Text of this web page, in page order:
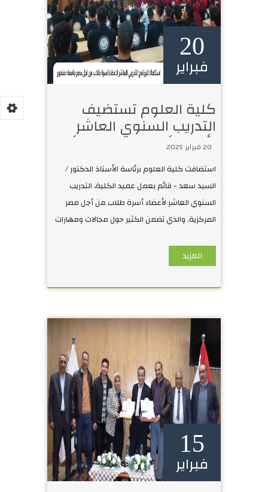
20
فبراير
كلية العلوم تستضيف
التدريب السنوي العاشر
لأعضاء أسرة طلاب من أجل
مصر المركزية
20 فبراير 2025
استضافت كلية العلوم برئاسة الأستاذ الدكتور /
السيد سعد - قائم بعمل عميد الكلية، التدريب
السنوي العاشر لأعضاء أسرة طلاب من أجل مصر
المركزية. والذي تضمن الكثير حول مجالات ومهارات
المزيد
15
فبراير